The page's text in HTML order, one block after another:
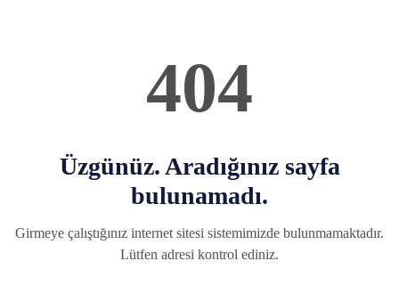
404
Üzgünüz. Aradığınız sayfa
bulunamadı.
Girmeye çalıştığınız internet sitesi sistemimizde bulunmamaktadır.
Lütfen adresi kontrol ediniz.